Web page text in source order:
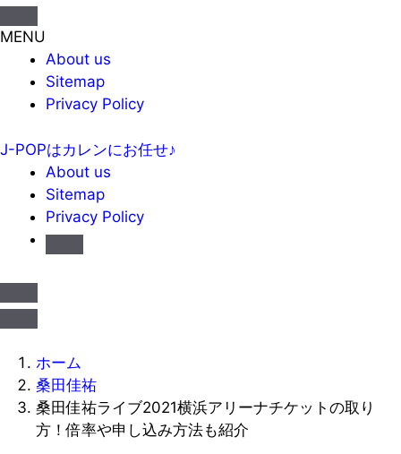
MENU
About us
Sitemap
Privacy Policy
J-POPはカレンにお任せ♪
About us
Sitemap
Privacy Policy
ホーム
桑田佳祐
桑田佳祐ライブ2021横浜アリーナチケットの取り
方！倍率や申し込み方法も紹介